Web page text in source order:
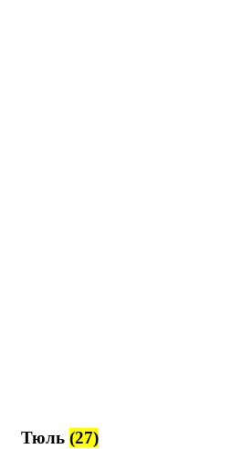
Тюль (27)